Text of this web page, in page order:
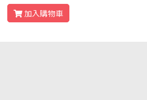
加入購物車